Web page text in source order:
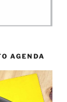
AGENDA